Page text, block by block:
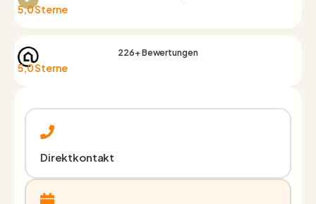
5,0 Sterne
226+ Bewertungen
5,0 Sterne
Direktkontakt